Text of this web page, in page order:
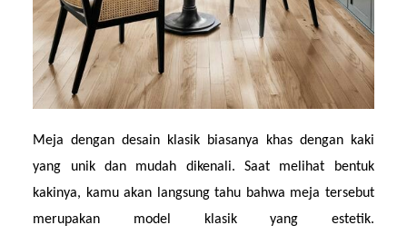
Meja dengan desain klasik biasanya khas dengan kaki
yang unik dan mudah dikenali. Saat melihat bentuk
kakinya, kamu akan langsung tahu bahwa meja tersebut
merupakan model klasik yang estetik.